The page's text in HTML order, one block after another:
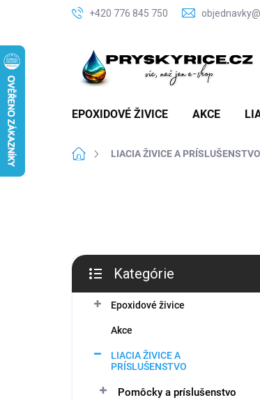
+420 776 845 750
EPOXIDOVÉ ŽIVICE AKCE
DomovLIACIA ŽIVICE A PRÍSLUŠENSTVO
ý
p
n
kategórie
Kategórie
Epoxidové živice
Akce
LIACIA ŽIVICE A
PRÍSLUŠENSTVO
Pomôcky a príslušenstvo